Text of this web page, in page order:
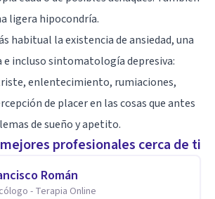
ligera hipocondría.
habitual la existencia de ansiedad, una
e incluso sintomatología depresiva:
enlentecimiento, rumiaciones,
de placer en las cosas que antes
de sueño y apetito.
profesionales cerca de ti
Román
- Terapia Online